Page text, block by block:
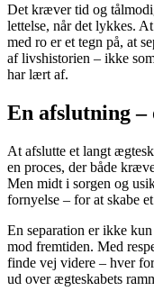
Det kræver tid og
lettelse, når det lykkes.
med ro er et tegn på, at
af livshistorien – ikke
har lært af.
En afslutning –
At afslutte et langt
en proces, der både
Men midt i sorgen og
fornyelse – for at skabe
En separation er ikke
mod fremtiden. Med
finde vej videre – hver
ud over ægteskabets